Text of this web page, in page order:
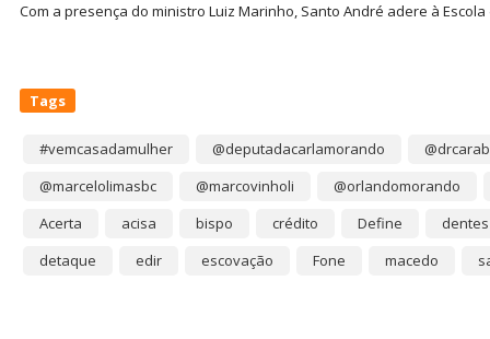
Com a presença do ministro Luiz Marinho, Santo André adere à
Tags
#vemcasadamulher @deputadacarlamorando
@marcelolimasbc
@marcovinholi
@orlandomorando
Acerta
acisa bispo crédito Define
dentes
detaque
edir escovação Fone macedo